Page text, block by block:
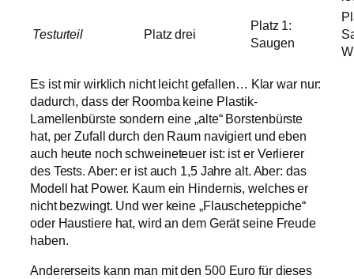
Testurteil Platz drei
Platz 1:
Saugen
Es ist mir wirklich nicht leicht gefallen… Klar war nur:
dadurch, dass der Roomba keine Plastik-
Lamellenbürste sondern eine „alte“ Borstenbürste
hat, per Zufall durch den Raum navigiert und eben
auch heute noch schweineteuer ist: ist er Verlierer
des Tests. Aber: er ist auch 1,5 Jahre alt. Aber: das
Modell hat Power. Kaum ein Hindernis, welches er
nicht bezwingt. Und wer keine „Flauscheteppiche“
oder Haustiere hat, wird an dem Gerät seine Freude
haben.
Andererseits kann man mit den 500 Euro für dieses